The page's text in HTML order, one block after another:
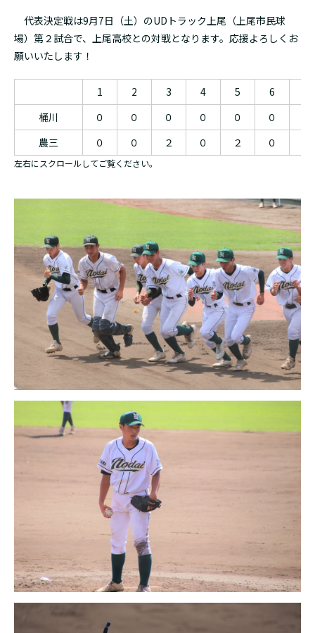
代表決定戦は9月7日（土）のUDトラック上尾（上尾市民球
場）第２試合で、上尾高校との対戦となります。応援よろしくお
願いいたします！
1 2 3 4 5 6
桶川
０ ０ ０ ０ ０ ０
農三
０ ０ ２ ０ ２ ０
左右にスクロールしてご覧ください。